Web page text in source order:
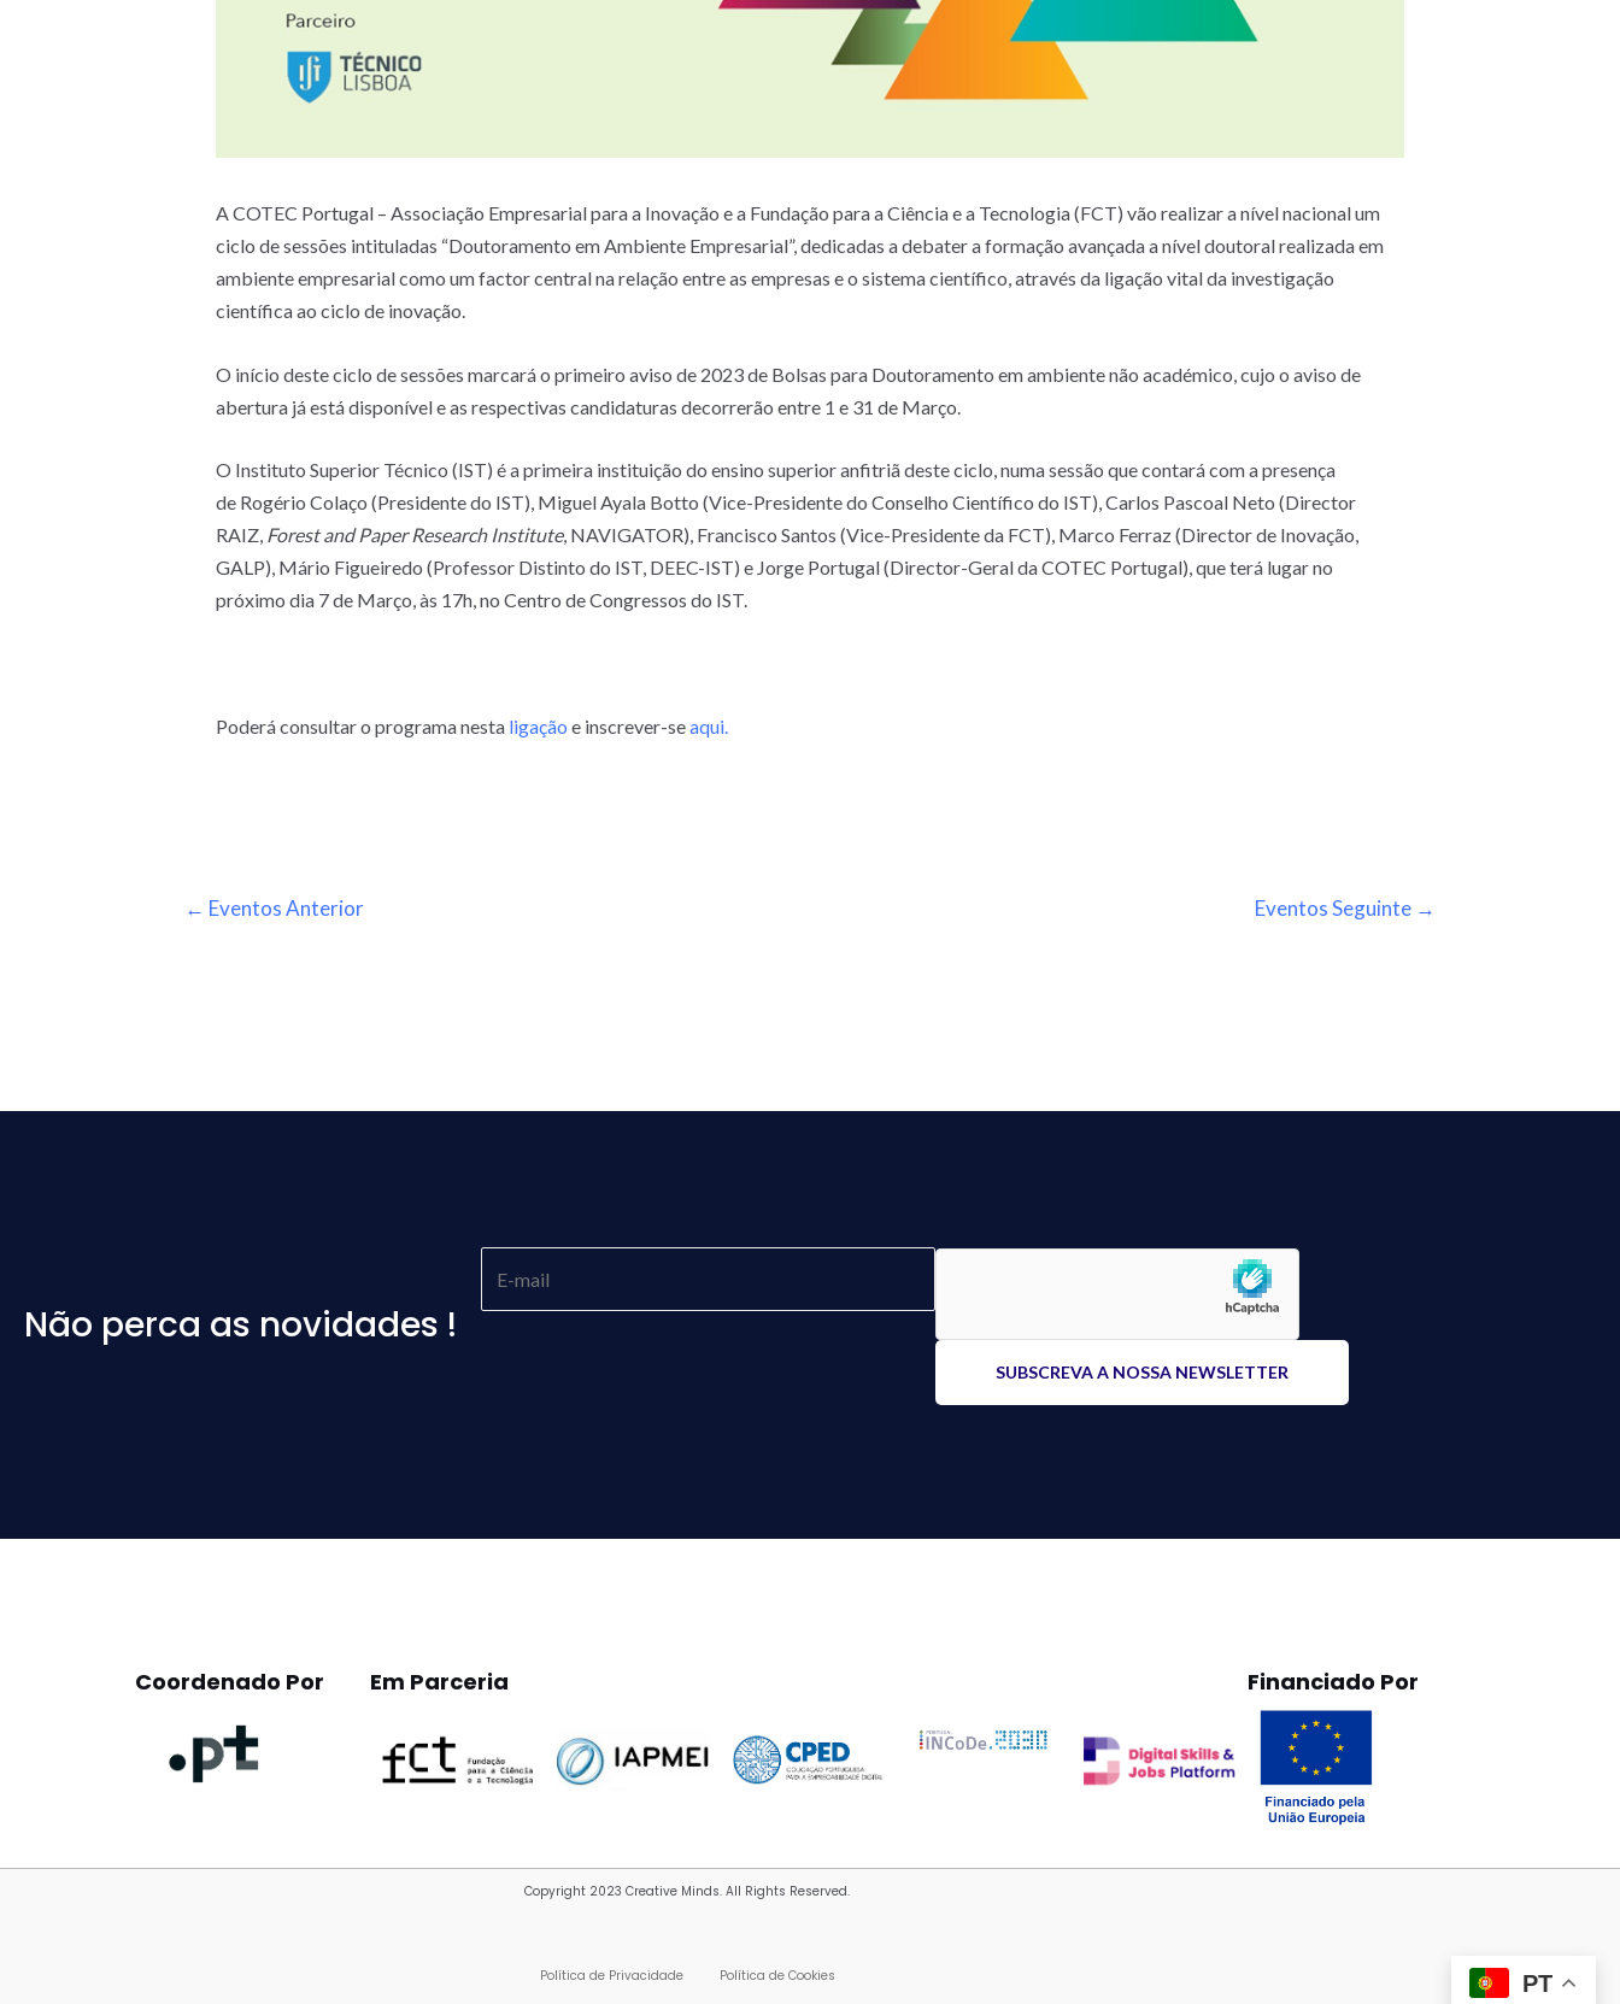
A COTEC Portugal – Associação Empresarial para a Inovação e a Fundação para a Ciência e a Tecnologia (FCT) vão realizar a nível nacional um
ciclo de sessões intituladas “Doutoramento em Ambiente Empresarial”, dedicadas a debater a formação avançada a nível doutoral realizada em
ambiente empresarial como um factor central na relação entre as empresas e o sistema científico, através da ligação vital da investigação
científica ao ciclo de inovação.
O início deste ciclo de sessões marcará o primeiro aviso de 2023 de Bolsas para Doutoramento em ambiente não académico, cujo o aviso de
abertura já está disponível e as respectivas candidaturas decorrerão entre 1 e 31 de Março.
O Instituto Superior Técnico (IST) é a primeira instituição do ensino superior anfitriã deste ciclo, numa sessão que contará com a presença
de Rogério Colaço (Presidente do IST), Miguel Ayala Botto (Vice-Presidente do Conselho Científico do IST), Carlos Pascoal Neto (Director
RAIZ, Forest and Paper Research Institute, NAVIGATOR), Francisco Santos (Vice-Presidente da FCT), Marco Ferraz (Director de Inovação,
GALP), Mário Figueiredo (Professor Distinto do IST, DEEC-IST) e Jorge Portugal (Director-Geral da COTEC Portugal), que terá lugar no
próximo dia 7 de Março, às 17h, no Centro de Congressos do IST.
Poderá consultar o programa nesta ligação e inscrever-seaqui.
← Eventos Anterior Eventos Seguinte →
Não perca as novidades !
Coordenado Por Em Parceria Financiado Por
Copyright 2023 Creative Minds. All Rights Reserved.
Política de Privacidade Política de Cookies PT